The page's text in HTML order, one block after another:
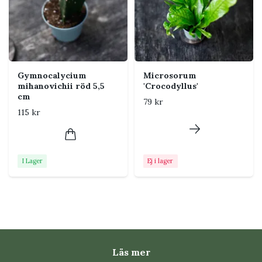
skadedjur
Gula eller mjuka blad kan bero på att jorden
hålls för blöt.
Torra bladkanter kan bero på ojämn vattning,
stark sol eller torr luft.
Kontrollera nya blad och bladens undersidor
regelbundet så upptäcks skadedjur tidigt.
Gymnocalycium
mihanovichii röd 5,5
cm
115 kr
I Lager
Microsorum
'Crocodyllus'
79 kr
Ej i lager
Läs mer